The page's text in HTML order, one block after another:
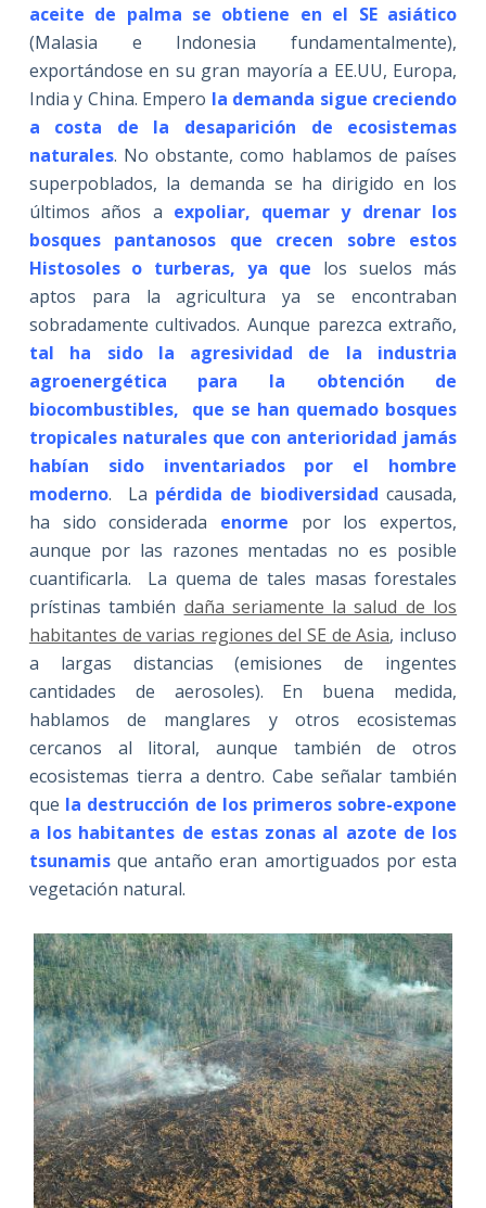
aceite de palma se obtiene en el SE asiático
(Malasia e Indonesia fundamentalmente),
exportándose en su gran mayoría a EE.UU, Europa,
India y China. Empero la demanda sigue creciendo
a costa de la desaparición de ecosistemas
naturales. No obstante, como hablamos de países
superpoblados, la demanda se ha dirigido en los
últimos años a expoliar, quemar y drenar los
bosques pantanosos que crecen sobre estos
Histosoles o turberas, ya que los suelos más
aptos para la agricultura ya se encontraban
sobradamente cultivados. Aunque parezca extraño,
tal ha sido la agresividad de la industria
agroenergética para la obtención de
biocombustibles, que se han quemado bosques
tropicales naturales que con anterioridad jamás
habían sido inventariados por el hombre
moderno. La pérdida de biodiversidad causada,
ha sido considerada enorme por los expertos,
aunque por las razones mentadas no es posible
cuantificarla. La quema de tales masas forestales
prístinas también daña seriamente la salud de los
habitantes de varias regiones del SE de Asia, incluso
a largas distancias (emisiones de ingentes
cantidades de aerosoles). En buena medida,
hablamos de manglares y otros ecosistemas
cercanos al litoral, aunque también de otros
ecosistemas tierra a dentro. Cabe señalar también
que la destrucción de los primeros sobre-expone
a los habitantes de estas zonas al azote de los
tsunamisque antaño eran amortiguados por esta
vegetación natural.